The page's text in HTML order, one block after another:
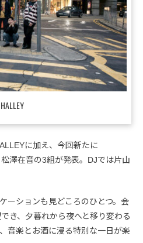
HALLEY
に加え、今回新たに
澤在音の3組が発表。DJでは片山
ーションも見どころのひとつ。会
き、夕暮れから夜へと移り変わる
音楽とお酒に浸る特別な一日が楽